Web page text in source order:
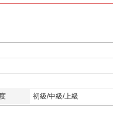
初級/中級/上級